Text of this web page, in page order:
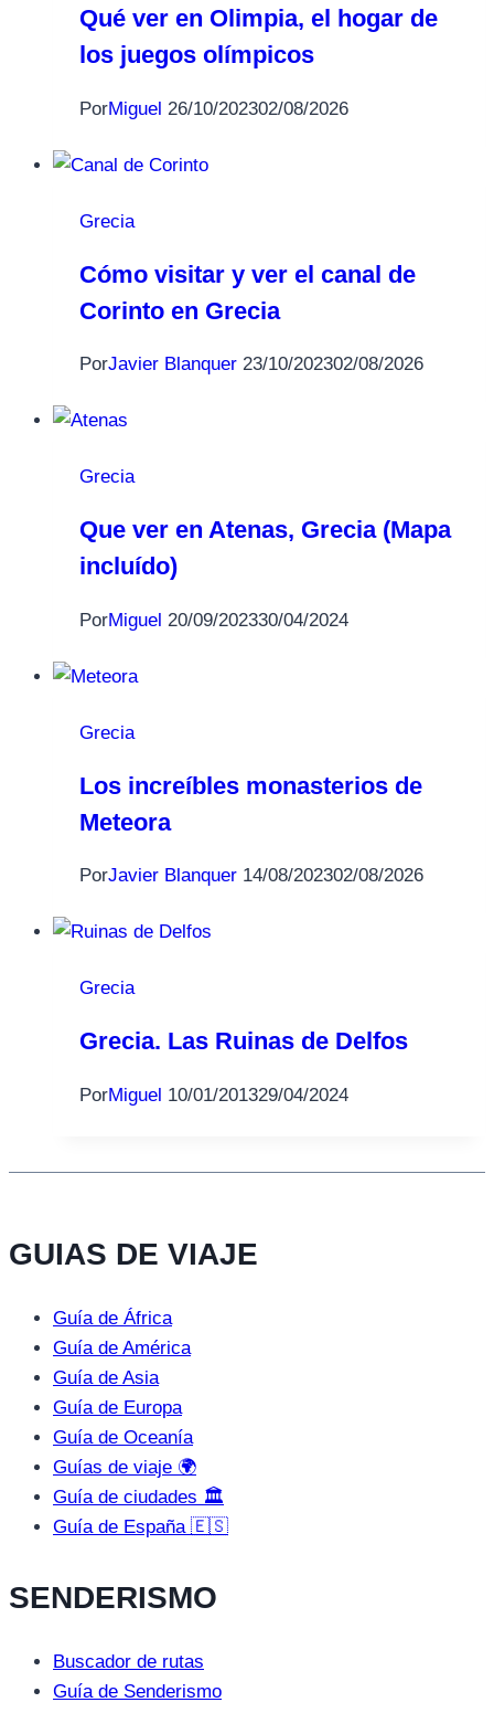
Qué ver en Olimpia, el hogar de
los juegos olímpicos
PorMiguel 26/10/202302/08/2026
Grecia
Cómo visitar y ver el canal de
Corinto en Grecia
PorJavier Blanquer 23/10/202302/08/2026
Grecia
Que ver en Atenas, Grecia (Mapa
incluído)
PorMiguel 20/09/202330/04/2024
Grecia
Los increíbles monasterios de
Meteora
PorJavier Blanquer 14/08/202302/08/2026
Grecia
Grecia. Las Ruinas de Delfos
PorMiguel 10/01/201329/04/2024
GUIAS DE VIAJE
Guía de África
Guía de América
Guía de Asia
Guía de Europa
Guía de Oceanía
Guías de viaje 🌍
Guía de ciudades 🏛️
Guía de España 🇪🇸
SENDERISMO
Buscador de rutas
Guía de Senderismo